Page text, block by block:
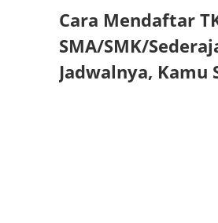
Cara Mendaftar
SMA/SMK/
Jadwalnya, Kamu